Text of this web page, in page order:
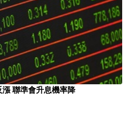
聯準會升息機率降